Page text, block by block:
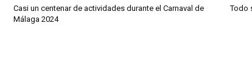
Casi un centenar de actividades durante el Carnaval de
Málaga 2024
Todo